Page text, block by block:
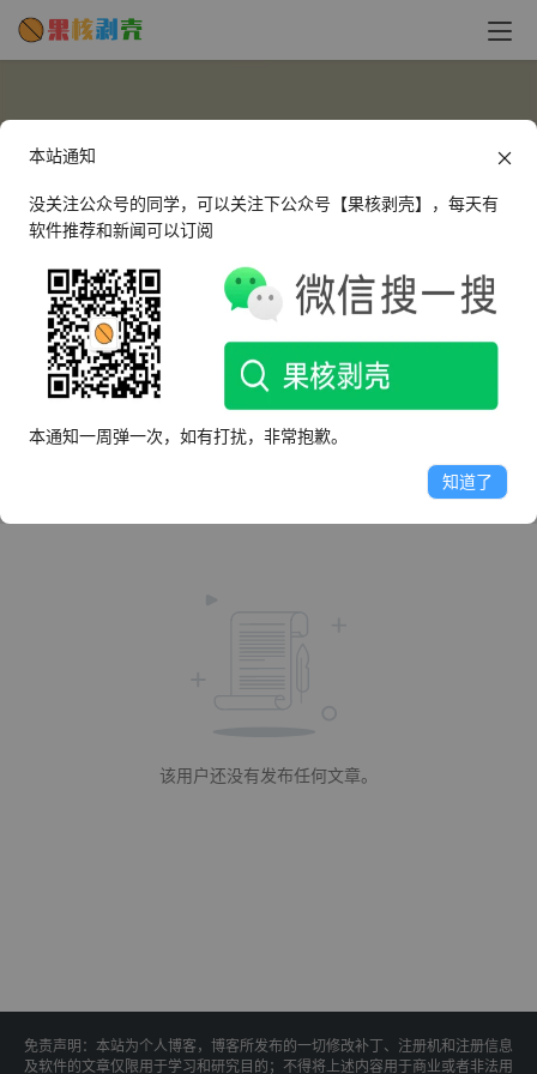
david830311
这个人很懒，什么都没有留下～
该用户还没有发布任何文章。
免责声明：本站为个人博客，博客所发布的一切修改补丁、注册机和注册信息
及软件的文章仅限用于学习和研究目的；不得将上述内容用于商业或者非法用
本站通知
没关注公众号的同学，可以关注下公众号【果核剥壳】，每天有
软件推荐和新闻可以订阅
本通知一周弹一次，如有打扰，非常抱歉。
知道了